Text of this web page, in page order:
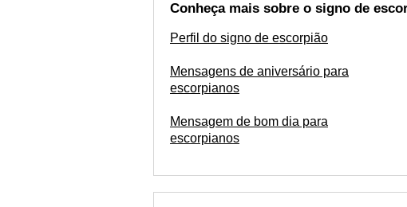
Conheça mais sobre o signo de
Perfil do signo de escorpião
Mensagens de aniversário para
escorpianos
Mensagem de bom dia para
escorpianos